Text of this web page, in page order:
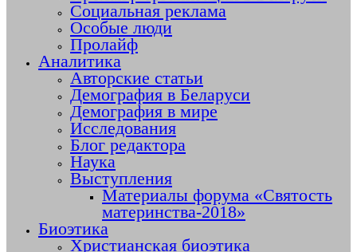
Социальная реклама
Особые люди
Пролайф
Аналитика
Авторские статьи
Демография в Беларуси
Демография в мире
Исследования
Блог редактора
Наука
Выступления
Материалы форума «Святость
материнства-2018»
Биоэтика
Христианская биоэтика